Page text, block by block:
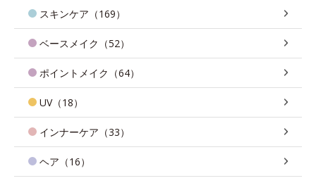
スキンケア（169）
ベースメイク（52）
ポイントメイク（64）
UV（18）
インナーケア（33）
ヘア（16）